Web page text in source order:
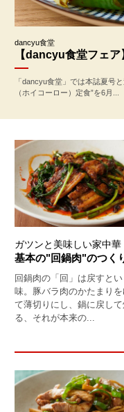
dancyu食堂
【dancyu食堂フェ
「dancyu食堂」では本誌夏号
（ホイコーロー）定食”を6月...
ガツンと美味しい家中華
基本の"回鍋肉"のつく
回鍋肉の「回」は戻すと
味。豚バラ肉のかたまり
て薄切りにし、鍋に戻して
る、それが本来の...